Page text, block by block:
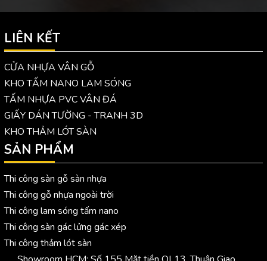
LIÊN KẾT
CỬA NHỰA VÂN GỖ
KHO TẤM NANO LAM SÓNG
TẤM NHỰA PVC VÂN ĐÁ
GIẤY DÁN TƯỜNG - TRANH 3D
KHO THẢM LÓT SÀN
SẢN PHẨM
Thi công sàn gỗ sàn nhựa
Thi công gỗ nhựa ngoài trời
Thi công lam sóng tấm nano
Thi công sàn gác lửng gác xép
Thi công thảm lót sàn